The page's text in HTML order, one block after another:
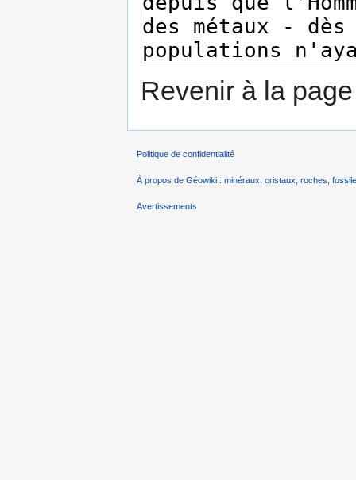
Revenir à la
Politique de confidentialité
À propos de Géowiki : minéraux, cristaux, roches,
Avertissements